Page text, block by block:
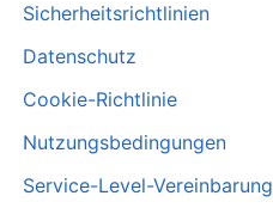
Sicherheitsrichtlinien
Datenschutz
Cookie-Richtlinie
Nutzungsbedingungen
Service-Level-Vereinbarung